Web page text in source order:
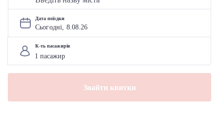
Дата поїздки
Сьогодні, 8.08.26
К-ть пасажирів
Знайти квитки